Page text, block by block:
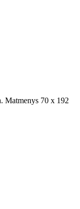
Matmenys 70 x 192